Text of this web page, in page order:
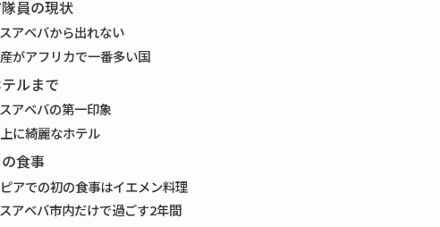
員の現状
アベバから出れない
がアフリカで一番多い国
ルまで
アベバの第一印象
に綺麗なホテル
食事
アでの初の食事はイエメン料理
アベバ市内だけで過ごす2年間